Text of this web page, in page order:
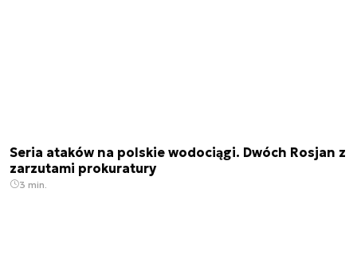
Seria ataków na polskie wodociągi. Dwóch Rosjan z
zarzutami prokuratury
3 min.